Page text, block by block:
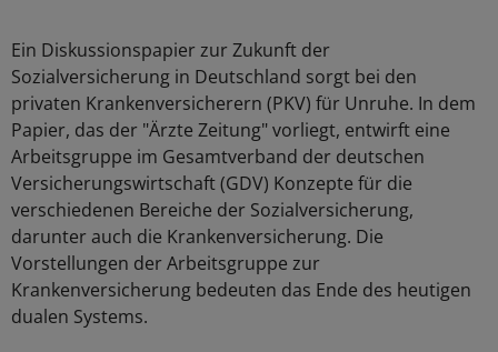
Ein Diskussionspapier zur Zukunft der
Sozialversicherung in Deutschland sorgt bei den
privaten Krankenversicherern (PKV) für Unruhe. In dem
Papier, das der "Ärzte Zeitung" vorliegt, entwirft eine
Arbeitsgruppe im Gesamtverband der deutschen
Versicherungswirtschaft (GDV) Konzepte für die
verschiedenen Bereiche der Sozialversicherung,
darunter auch die Krankenversicherung. Die
Vorstellungen der Arbeitsgruppe zur
Krankenversicherung bedeuten das Ende des heutigen
dualen Systems.